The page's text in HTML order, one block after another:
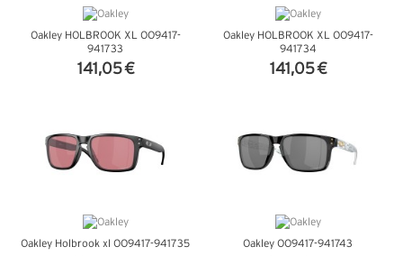
Oakley HOLBROOK XL OO9417-
941733
141,05 €
Oakley HOLBROOK XL OO9417-
941734
141,05 €
Oakley Holbrook xl OO9417-941735 Oakley OO9417-941743